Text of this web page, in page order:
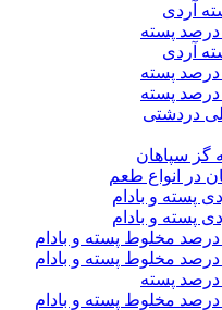
دردشتی
گز سپاهان
در انواع طعم